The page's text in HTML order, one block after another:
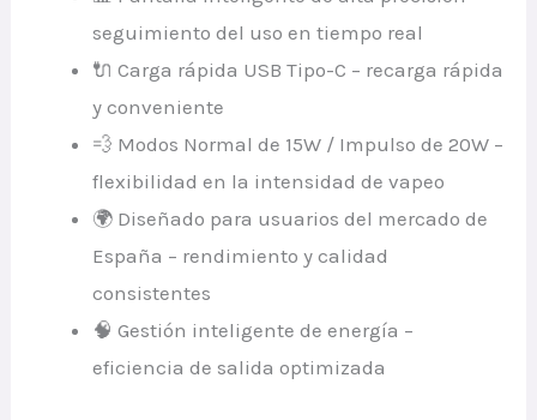
seguimiento del uso en tiempo real
🔌 Carga rápida USB Tipo-C – recarga rápida
y conveniente
💨 Modos Normal de 15W / Impulso de 20W –
flexibilidad en la intensidad de vapeo
🌍 Diseñado para usuarios del mercado de
España – rendimiento y calidad
consistentes
🧠 Gestión inteligente de energía –
eficiencia de salida optimizada